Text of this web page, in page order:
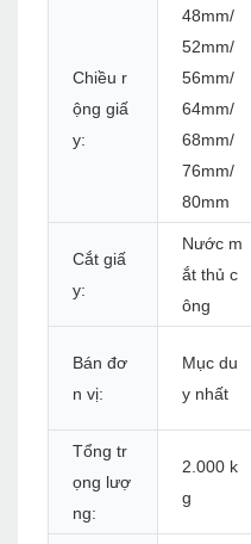
Chiều r
ộng giấ
y:
48mm/
52mm/
56mm/
64mm/
68mm/
76mm/
80mm
Cắt giấ
y:
Nước m
ắt thủ c
ông
Bán đơ
n vị:
Mục du
y nhất
Tổng tr
ọng lượ
ng:
2.000 k
g